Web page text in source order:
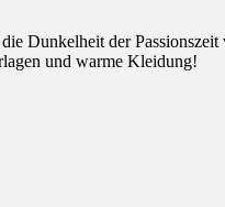
Dunkelheit der Passionszeit
und warme Kleidung!